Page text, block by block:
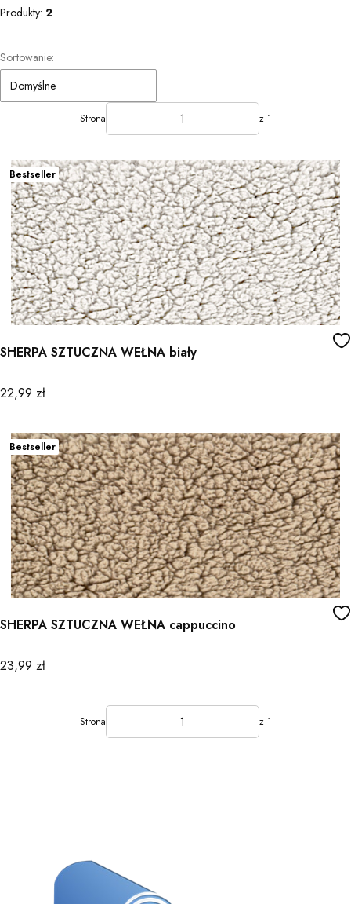
Produkty: 2
Lista produktów
Sortowanie:
Domyślne
Strona z 1
Bestseller
SHERPA SZTUCZNA WEŁNA biały
Cena
22,99 zł
Bestseller
SHERPA SZTUCZNA WEŁNA cappuccino
Cena
23,99 zł
Strona z 1